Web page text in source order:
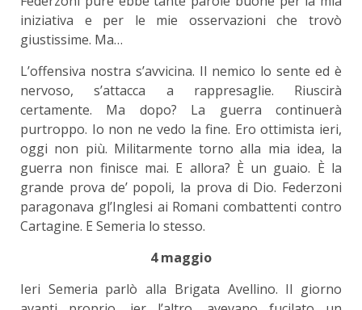
iniziativa e per le mie osservazioni che trovò
giustissime. Ma…
L’offensiva nostra s’avvicina. Il nemico lo sente ed è
nervoso, s’attacca a rappresaglie. Riuscirà
certamente. Ma dopo? La guerra continuerà
purtroppo. Io non ne vedo la fine. Ero ottimista ieri,
oggi non più. Militarmente torno alla mia idea, la
guerra non finisce mai. E allora? È un guaio. È la
grande prova de’ popoli, la prova di Dio. Federzoni
paragonava gl’Inglesi ai Romani combattenti contro
Cartagine. E Semeria lo stesso.
4 maggio
Ieri Semeria parlò alla Brigata Avellino. Il giorno